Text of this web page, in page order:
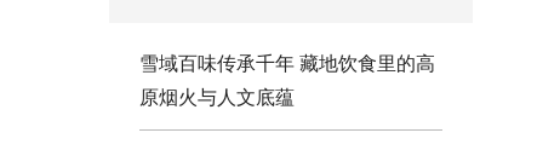
雪域百味传承千年 藏地饮食里的高
原烟火与人文底蕴